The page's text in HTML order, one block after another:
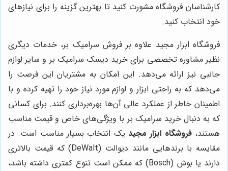
کارشناسان فروشگاه مشورت کنید تا بهترین گزینه را برای نیازهای
خود انتخاب کنید.
فروشگاه ابزار مجید علاوه بر فروش سرامیک بر، خدمات دیگری
نظیر مشاوره تخصصی برای خرید دیسک سرامیک بر و سایر لوازم
جانبی نیز ارائه می‌دهد. این امکان به مشتریان این فرصت را
می‌دهد که به راحتی ابزار و لوازم مورد نیاز خود را تهیه کرده و با
اطمینان خاطر از عملکرد عالی آن‌ها بهره‌برداری کنند. برای کسانی
که به دنبال خرید سرامیک بر با ویژگی‌های خاص و قیمت مناسب
هستند،فروشگاه ابزار مجید یک انتخاب بسیار مناسب است. در
مقایسه با برندهایی مانند دیوالت (DeWalt) که قیمت بالاتری
دارند یا بوش (Bosch) که ممکن است تنوع کمتری داشته باشد،